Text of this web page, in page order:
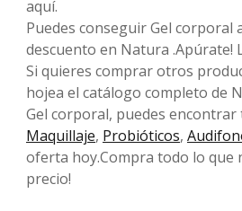
aquí.
Puedes conseguir Gel corporal
descuento en Natura .Apúrate!
Si quieres comprar otros
hojea el catálogo completo de
Gel corporal, puedes encontrar
Maquillaje, Probióticos,
oferta hoy.Compra todo lo que
precio!